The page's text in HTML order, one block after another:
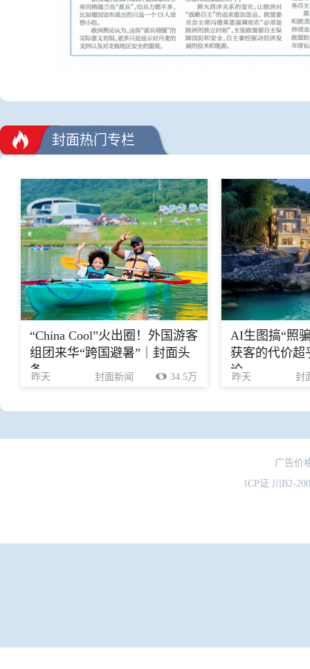
封面热门专栏
“China Cool”火出圈！外国游客
组团来华“跨国避暑”｜封面头
条
昨天 封面新闻 34.5万
AI生图搞“照
获客的代价超
论
昨天 封
广告价
ICP证 川B2-